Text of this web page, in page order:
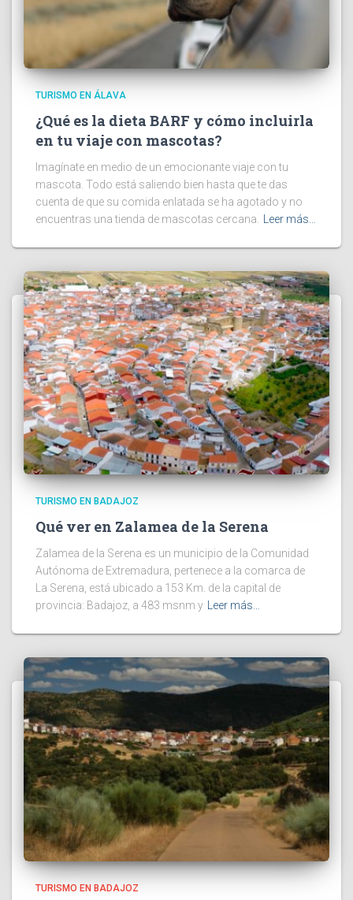
TURISMO EN ÁLAVA
¿Qué es la dieta BARF y cómo incluirla
en tu viaje con mascotas?
Imagínate en medio de un emocionante viaje con tu
mascota. Todo está saliendo bien hasta que te das
cuenta de que su comida enlatada se ha agotado y no
encuentras una tienda de mascotas cercana.
Leer más…
TURISMO EN BADAJOZ
Qué ver en Zalamea de la Serena
Zalamea de la Serena es un municipio de la Comunidad
Autónoma de Extremadura, pertenece a la comarca de
La Serena, está ubicado a 153 Km. de la capital de
provincia: Badajoz, a 483 msnm y Leer más…
TURISMO EN BADAJOZ